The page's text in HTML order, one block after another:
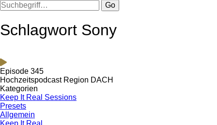
Go
Schlagwort Sony
Episode 345
Hochzeitspodcast Region DACH
Kategorien
Keep It Real Sessions
Presets
Allgemein
Keep It Real